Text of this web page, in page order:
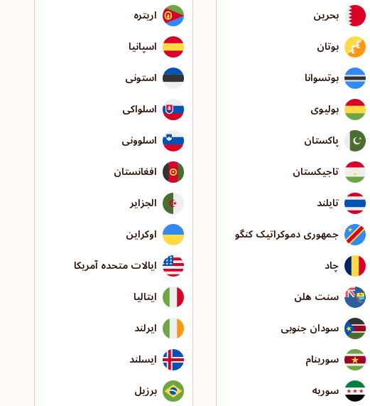
بحرین
بوتان
بوتسوانا
بولیوی
پاکستان
تاجیکستان
تایلند
جمهوری دموکراتیک کنگو
چاد
سنت هلن
سودان جنوبی
سورینام
سوریه
اریتره
اسپانیا
استونی
اسلواکی
اسلوونی
افغانستان
الجزایر
اوکراین
ایالات متحده آمریکا
ایتالیا
ایرلند
ایسلند
برزیل